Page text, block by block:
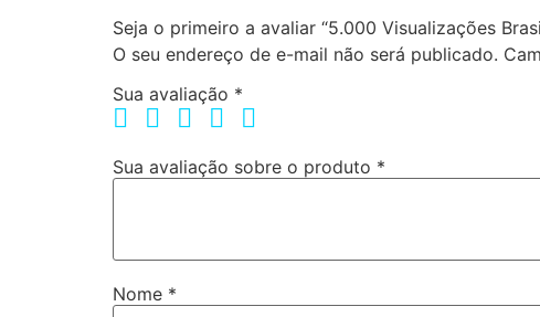
Seja o primeiro a avaliar “5.000 Visualizações
O seu endereço de e-mail não será publicado.
Sua avaliação *
Sua avaliação sobre o produto *
Nome *